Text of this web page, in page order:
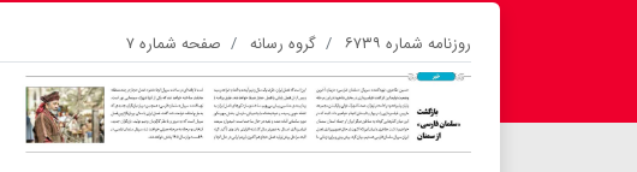
روزنامه شماره ۶۷۳۹ گروه رسانه صفحه شماره ۷